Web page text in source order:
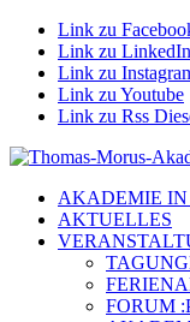
Link zu
Link zu LinkedIn
Link zu
Link zu Youtube
Link zu Rss
AKADEMIE
AKTUELLES
FORUM